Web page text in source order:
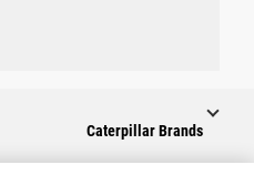
Caterpillar Brands